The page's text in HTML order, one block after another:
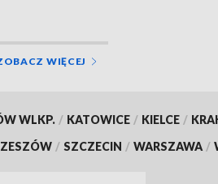
WIĘCEJ
WLKP. / KATOWICE / KIELCE /
/ SZCZECIN / WARSZAWA /